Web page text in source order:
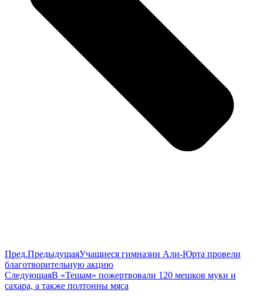
Пред.ПредыдущаяУчащиеся гимназии Али-Юрта провели
благотворительную акцию
СледующаяВ «Тешам» пожертвовали 120 мешков муки и
сахара, а также полтонны мяса